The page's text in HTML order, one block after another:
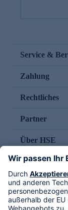
Service &
Zahlung
Rechtliches
Partner
Über HSE
Im TV
HSE